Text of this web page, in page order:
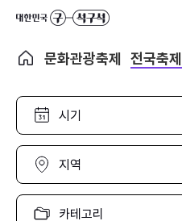
문화관광축제 전국축제
시
선
택
지
선
택
카